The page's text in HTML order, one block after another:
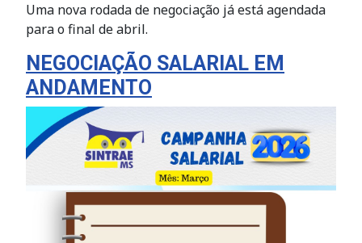
Uma nova rodada de negociação já está agendada
para o final de abril.
NEGOCIAÇÃO SALARIAL EM
ANDAMENTO